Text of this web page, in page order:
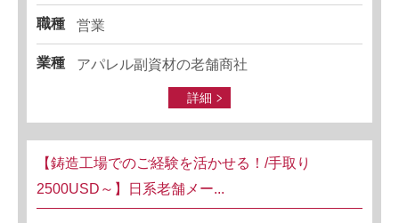
職種 営業
業種 アパレル副資材の老舗商社
詳細
【鋳造工場でのご経験を活かせる！/手取り
2500USD～】日系老舗メー...